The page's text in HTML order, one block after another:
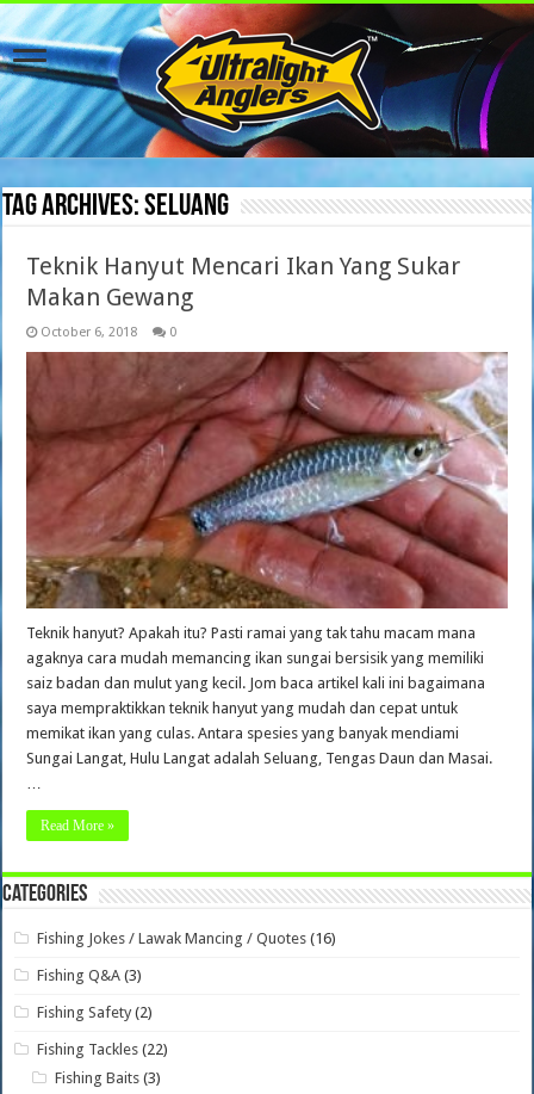
Tag Archives:Seluang
Teknik Hanyut Mencari Ikan Yang Sukar
Makan Gewang
October 6, 2018 0
Teknik hanyut? Apakah itu? Pasti ramai yang tak tahu macam mana
agaknya cara mudah memancing ikan sungai bersisik yang memiliki
saiz badan dan mulut yang kecil. Jom baca artikel kali ini bagaimana
saya mempraktikkan teknik hanyut yang mudah dan cepat untuk
memikat ikan yang culas. Antara spesies yang banyak mendiami
Sungai Langat, Hulu Langat adalah Seluang, Tengas Daun dan Masai.
Read More »
Categories
Fishing Jokes / Lawak Mancing / Quotes (16)
Fishing Q&A (3)
Fishing Safety (2)
Fishing Tackles (22)
Fishing Baits (3)